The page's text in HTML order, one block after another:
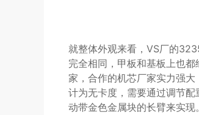
就整体外观来看，VS厂的
完全相同，甲板和基板上也
家，合作的机芯厂家实力强
计为无卡度，需要通过调节
动带金色金属块的长臂来实